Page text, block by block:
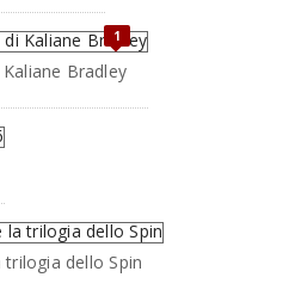
1
Bradley
dello Spin